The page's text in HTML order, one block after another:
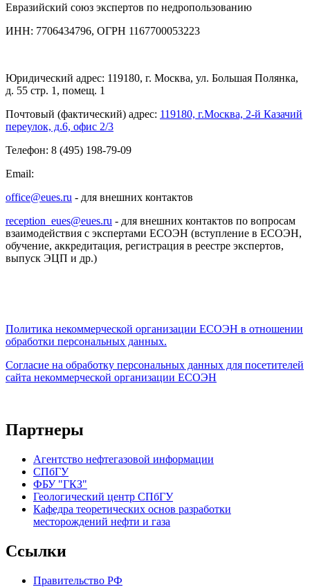
Евразийский союз экспертов по недропользованию
ИНН: 7706434796, ОГРН 1167700053223
Юридический адрес: 119180, г. Москва, ул. Большая Полянка,
д. 55 стр. 1, помещ. 1
Почтовый (фактический) адрес: 119180, г.Москва, 2-й Казачий
переулок, д.6, офис 2/3
Телефон: 8 (495) 198-79-09
Email:
office@eues.ru - для внешних контактов
reception_eues@eues.ru - для внешних контактов по вопросам
взаимодействия с экспертами ЕСОЭН (вступление в ЕСОЭН,
обучение, аккредитация, регистрация в реестре экспертов,
выпуск ЭЦП и др.)
Политика некоммерческой организации ЕСОЭН в отношении
обработки персональных данных.
Согласие на обработку персональных данных для посетителей
сайта некоммерческой организации ЕСОЭН
Партнеры
Агентство нефтегазовой информации
СПбГУ
ФБУ "ГКЗ"
Геологический центр СПбГУ
Кафедра теоретических основ разработки
месторождений нефти и газа
Ссылки
Правительство РФ